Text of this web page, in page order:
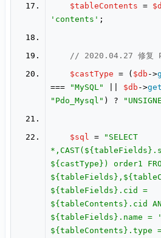
$tableContents =
'contents'
// 2020.04.27 修复
$castType = ( $db ->
===
"MySQL" $db ->
"Pdo_Mysql" ) ?
$sql =
"SELECT
${castType}) order1
${tableFields}.cid =
${tableContents}.cid
${tableFields}.name =
${tableContents}.type